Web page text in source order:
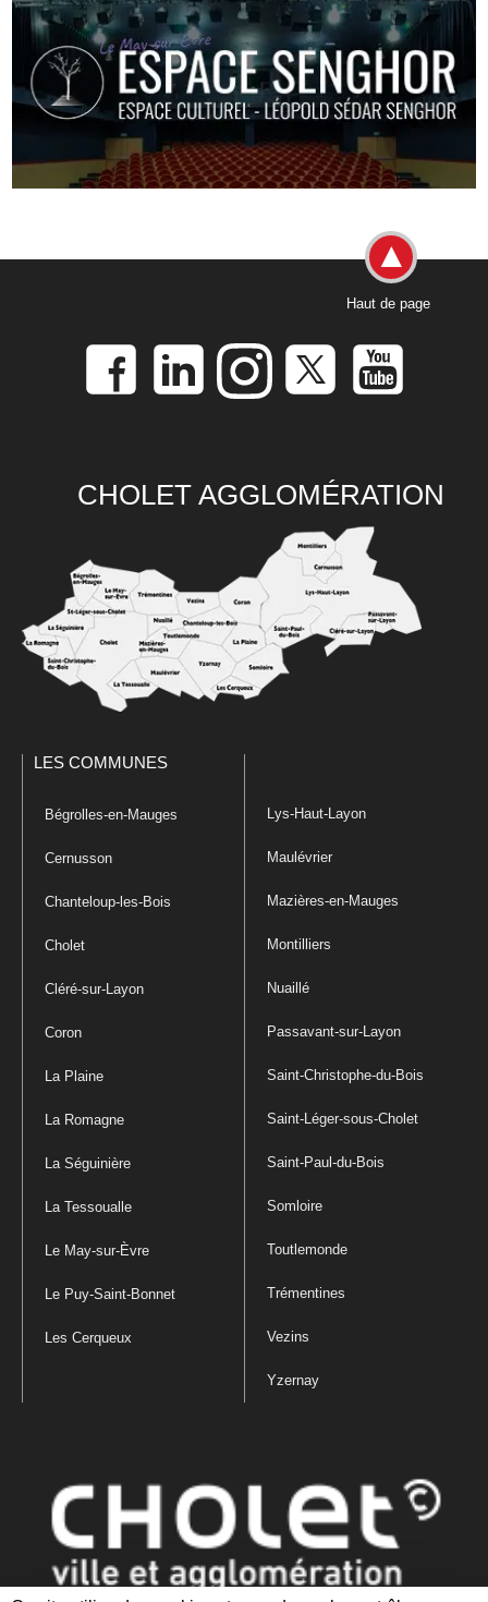
Haut de page
CHOLET AGGLOMÉRATION
LES COMMUNES
Bégrolles-en-Mauges
Cernusson
Chanteloup-les-Bois
Cholet
Cléré-sur-Layon
Coron
La Plaine
La Romagne
La Séguinière
La Tessoualle
Le May-sur-Èvre
Le Puy-Saint-Bonnet
Les Cerqueux
Lys-Haut-Layon
Maulévrier
Mazières-en-Mauges
Montilliers
Nuaillé
Passavant-sur-Layon
Saint-Christophe-du-Bois
Saint-Léger-sous-Cholet
Saint-Paul-du-Bois
Somloire
Toutlemonde
Trémentines
Vezins
Yzernay